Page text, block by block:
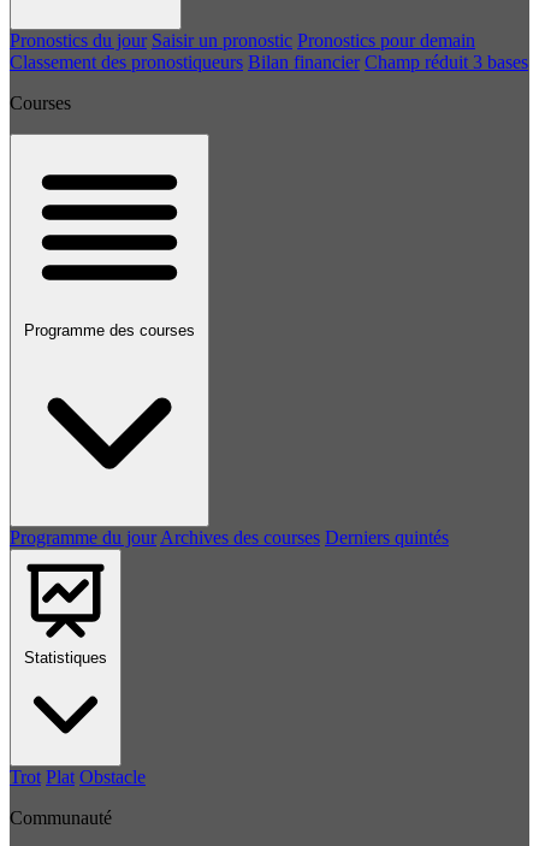
Pronostics du jour Saisir un pronostic Pronostics pour demain
Classement des pronostiqueurs Bilan financier Champ réduit 3 bases
Courses
Programme des courses
Programme du jour Archives des courses Derniers quintés
Statistiques
Trot Plat Obstacle
Communauté